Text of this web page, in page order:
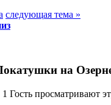
следующая тема »
на
Гость просматривают